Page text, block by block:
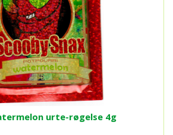
urte-røgelse 4g